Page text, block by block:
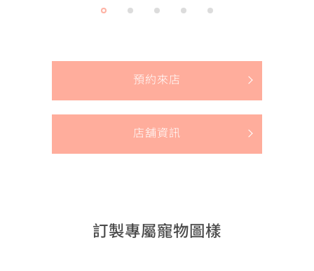
預約來店
店舖資訊
訂製專屬寵物圖樣